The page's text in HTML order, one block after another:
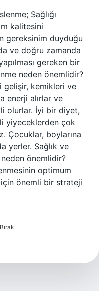
Sağlığı
kalitesini
gereksinim duyduğu
ve doğru zamanda
gereken bir
neden önemlidir?
gelişir, kemikleri ve
enerji alırlar ve
olurlar. İyi bir diyet,
yiyeceklerden çok
Çocuklar, boylarına
yerler. Sağlık ve
önemlidir?
optimum
için önemli bir strateji